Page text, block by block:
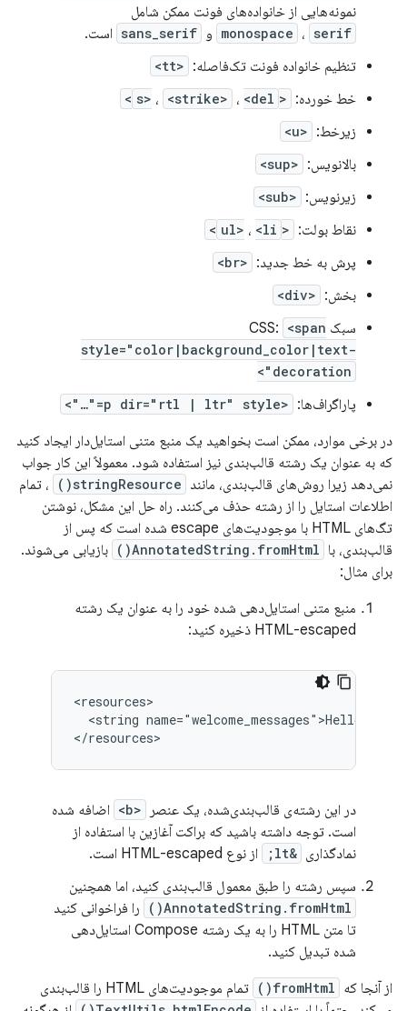
نمونه‌هایی از خانواده‌های فونت ممکن شامل
monospace ، serif و sans_serif است.
تنظیم خانواده فونت تک‌فاصله: <tt>
خط خورده: <s> ، <strike> ، <del>
زیرخط: <u>
بالانویس: <sup>
زیرنویس: <sub>
نقاط بولت: <ul> ، <li>
پرش به خط جدید: <br>
بخش: <div>
سبک CSS: <span
style="color|background_color|text-
decoration">
پاراگراف‌ها: <p dir="rtl | ltr" style="…">
در برخی موارد، ممکن است بخواهید یک منبع متنی استایل‌دار ایجاد کنید
که به عنوان یک رشته قالب‌بندی نیز استفاده شود. معمولاً این کار جواب
نمی‌دهد زیرا روش‌های قالب‌بندی، مانند stringResource()
، تمام
اطلاعات استایل را از رشته حذف می‌کنند. راه حل این مشکل، نوشتن
تگ‌های HTML با موجودیت‌های escape شده است که پس از
قالب‌بندی، با AnnotatedString.fromHtml()
بازیابی می‌شوند.
برای مثال:
منبع متنی استایل‌دهی شده خود را به عنوان یک رشته
HTML-escaped ذخیره کنید:
<string name="welcome_messages">Hello,
</resources>
در این رشته‌ی قالب‌بندی‌شده، یک عنصر <b>
اضافه شده
است. توجه داشته باشید که براکت آغازین با استفاده از
نمادگذاری &lt;
از نوع HTML-escaped است.
سپس رشته را طبق معمول قالب‌بندی کنید، اما همچنین
AnnotatedString.fromHtml()
را فراخوانی کنید
تا متن HTML را به یک رشته Compose استایل‌دهی
شده تبدیل کنید.
از آنجا که fromHtml()
تمام موجودیت‌های HTML را قالب‌بندی